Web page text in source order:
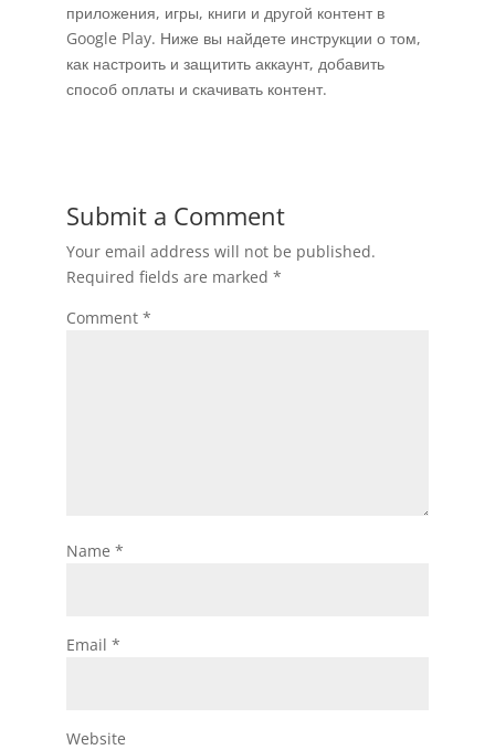
приложения, игры, книги и другой контент в
Google Play. Ниже вы найдете инструкции о том,
как настроить и защитить аккаунт, добавить
способ оплаты и скачивать контент.
Submit a Comment
Your email address will not be published.
Required fields are marked *
Comment *
Name *
Email *
Website